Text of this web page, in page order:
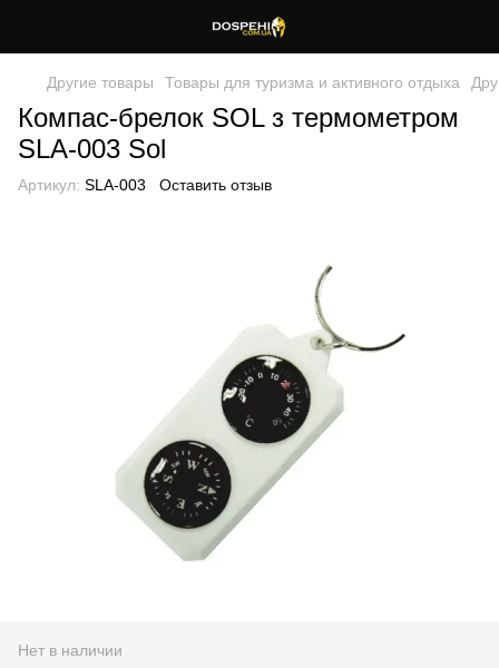
Другие товары Товары для туризма и активного отдыха
Компас-брелок SOL з термометром
SLA-003 Sol
Артикул: SLA-003 Оставить отзыв
Нет в наличии